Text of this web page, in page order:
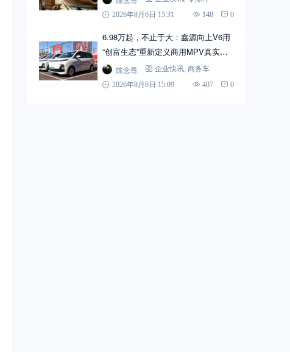
2026年8月6日 15:31
148 0
6.98万起，不止于大：鑫源向上V6用
“创富生态”重新定义商用MPV真实价
值 陈念尊 企业快讯 商务车
2026年8月6日 15:09
407 0